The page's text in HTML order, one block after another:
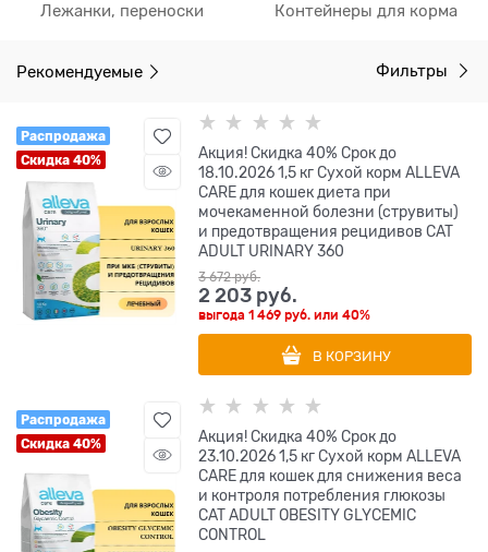
Лежанки, переноски Контейнеры для корма
Рекомендуемые Фильтры
Распродажа
Скидка 40%
Акция! Скидка 40% Срок до
18.10.2026 1,5 кг Сухой корм ALLEVA
CARE для кошек диета при
мочекаменной болезни (струвиты)
и предотвращения рецидивов CAT
ADULT URINARY 360
3 672 руб.
2 203 руб.
выгода1 469 руб. или40%
В КОРЗИНУ
Распродажа
Скидка 40%
Акция! Скидка 40% Срок до
23.10.2026 1,5 кг Сухой корм ALLEVA
CARE для кошек для снижения веса
и контроля потребления глюкозы
CAT ADULT OBESITY GLYCEMIC
CONTROL